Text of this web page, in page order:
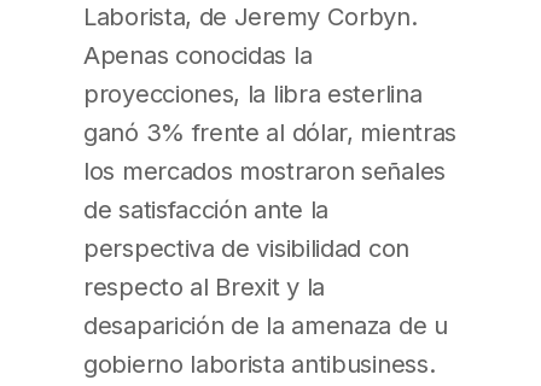
Laborista, de Jeremy Corbyn.
Apenas conocidas la
proyecciones, la libra esterlina
ganó 3% frente al dólar, mientras
los mercados mostraron señales
de satisfacción ante la
perspectiva de visibilidad con
respecto al Brexit y la
desaparición de la amenaza de u
gobierno laborista antibusiness.